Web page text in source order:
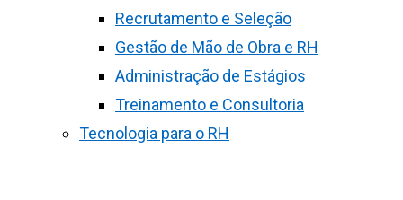
Recrutamento e Seleção
Gestão de Mão de Obra e RH
Administração de Estágios
Treinamento e Consultoria
Tecnologia para o RH